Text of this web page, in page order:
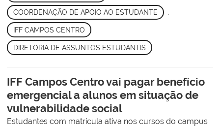
COORDENAÇÃO DE APOIO AO ESTUDANTE
IFF CAMPOS CENTRO
DIRETORIA DE ASSUNTOS ESTUDANTIS
IFF Campos Centro vai pagar benefício
emergencial a alunos em situação de
vulnerabilidade social
Estudantes com matrícula ativa nos cursos do campus